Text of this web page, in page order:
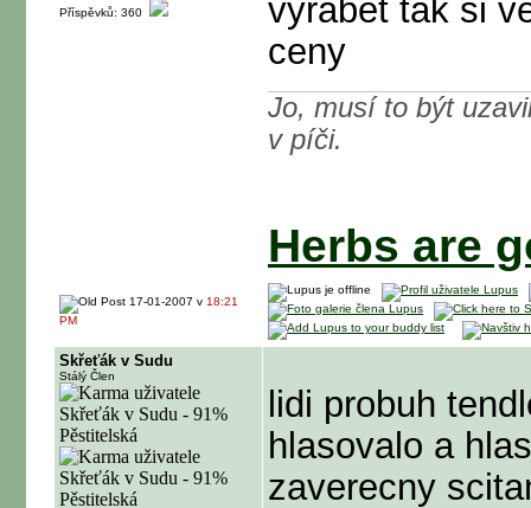
Příspěvků: 360
vyrábět tak si
ceny
Jo, musí to být
v píči.
Herbs are
17-01-2007 v 18:21
PM
Skřeťák v Sudu
Stálý Člen
lidi probuh
hlasovalo a
zaverecny